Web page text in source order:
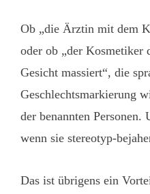
Ob „die Ärztin mit dem
oder ob „der Kosmetiker
Gesicht massiert“, die
Geschlechtsmarkierung
der benannten Personen.
wenn sie stereotyp-
Das ist übrigens ein